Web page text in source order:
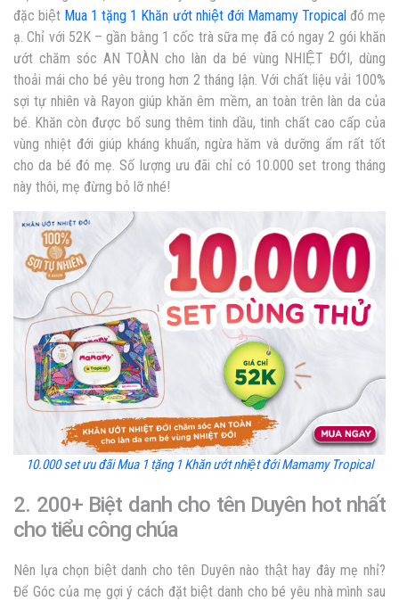
đặc biệt Mua 1 tặng 1 Khăn ướt nhiệt đới Mamamy Tropical đó mẹ
ạ. Chỉ với 52K – gần bằng 1 cốc trà sữa mẹ đã có ngay 2 gói khăn
ướt chăm sóc AN TOÀN cho làn da bé vùng NHIỆT ĐỚI, dùng
thoải mái cho bé yêu trong hơn 2 tháng lận. Với chất liệu vải 100%
sợi tự nhiên và Rayon giúp khăn êm mềm, an toàn trên làn da của
bé. Khăn còn được bổ sung thêm tinh dầu, tinh chất cao cấp của
vùng nhiệt đới giúp kháng khuẩn, ngừa hăm và dưỡng ẩm rất tốt
cho da bé đó mẹ. Số lượng ưu đãi chỉ có 10.000 set trong tháng
này thôi, mẹ đừng bỏ lỡ nhé!
10.000 set ưu đãi Mua 1 tặng 1 Khăn ướt nhiệt đới Mamamy Tropical
2. 200+ Biệt danh cho tên Duyên hot nhất
cho tiểu công chúa
Nên lựa chọn biệt danh cho tên Duyên nào thật hay đây mẹ nhỉ?
Để Góc của mẹ gợi ý cách đặt biệt danh cho bé yêu nhà mình sau